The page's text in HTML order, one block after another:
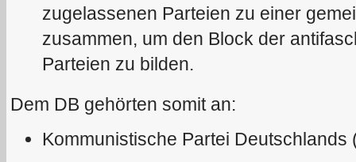
zugelassenen Parteien zu einer
zusammen, um den Block der
Parteien zu bilden.
Dem DB gehörten somit an:
Kommunistische Partei Deutschlands